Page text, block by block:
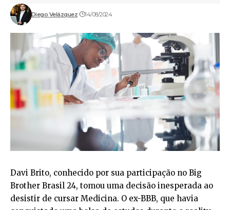
Diego Velázquez 14/08/2024
Davi Brito, conhecido por sua participação no Big
Brother Brasil 24, tomou uma decisão inesperada ao
desistir de cursar Medicina. O ex-BBB, que havia